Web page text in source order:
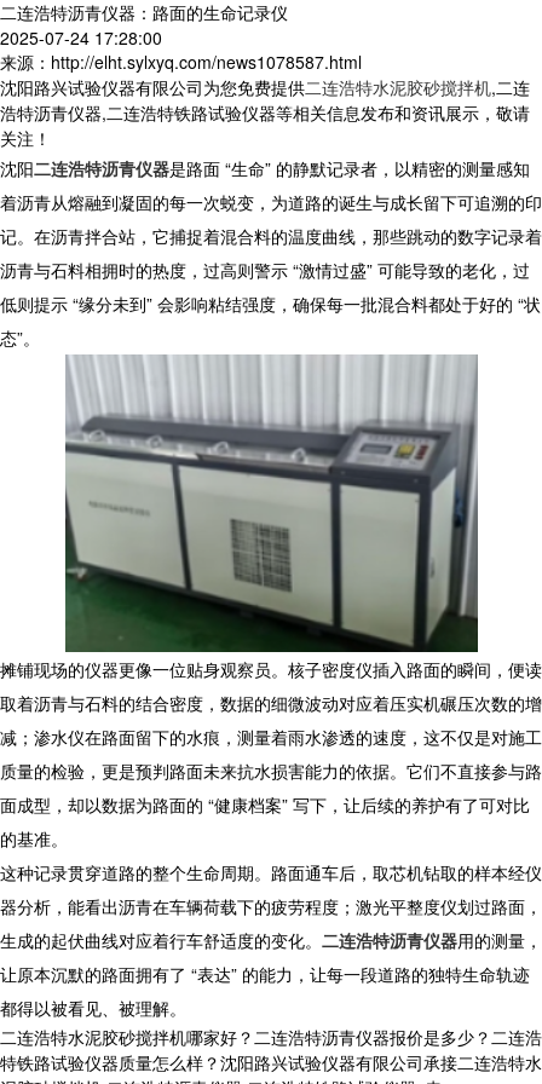
二连浩特沥青仪器：路面的生命记录仪
2025-07-24 17:28:00
来源：http://elht.sylxyq.com/news1078587.html
沈阳路兴试验仪器有限公司为您免费提供二连浩特水泥胶砂搅拌机,二连
浩特沥青仪器,二连浩特铁路试验仪器等相关信息发布和资讯展示，敬请
关注！
沈阳二连浩特沥青仪器是路面 “生命” 的静默记录者，以精密的测量感知
着沥青从熔融到凝固的每一次蜕变，为道路的诞生与成长留下可追溯的印
记。在沥青拌合站，它捕捉着混合料的温度曲线，那些跳动的数字记录着
沥青与石料相拥时的热度，过高则警示 “激情过盛” 可能导致的老化，过
低则提示 “缘分未到” 会影响粘结强度，确保每一批混合料都处于好的 “状
态”。
摊铺现场的仪器更像一位贴身观察员。核子密度仪插入路面的瞬间，便读
取着沥青与石料的结合密度，数据的细微波动对应着压实机碾压次数的增
减；渗水仪在路面留下的水痕，测量着雨水渗透的速度，这不仅是对施工
质量的检验，更是预判路面未来抗水损害能力的依据。它们不直接参与路
面成型，却以数据为路面的 “健康档案” 写下，让后续的养护有了可对比
的基准。
这种记录贯穿道路的整个生命周期。路面通车后，取芯机钻取的样本经仪
器分析，能看出沥青在车辆荷载下的疲劳程度；激光平整度仪划过路面，
生成的起伏曲线对应着行车舒适度的变化。 二连浩特沥青仪器用的测量，
让原本沉默的路面拥有了 “表达” 的能力，让每一段道路的独特生命轨迹
都得以被看见、被理解。
二连浩特水泥胶砂搅拌机哪家好？二连浩特沥青仪器报价是多少？二连浩
特铁路试验仪器质量怎么样？沈阳路兴试验仪器有限公司承接二连浩特水